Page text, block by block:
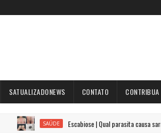
SATUALIZADONEWS CONTATO CONTRIBUA
SAÚDE Escabiose | Qual parasita causa sarna humana?